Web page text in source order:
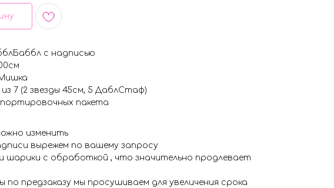
с надписью
7 (2 звезды 45см, 5 ДаблСтаф)
пакета
изменить
вырежем по вашему запросу
шарики с обработкой , что значительно продлевает
по предзаказу мы просушиваем для увеличения срока